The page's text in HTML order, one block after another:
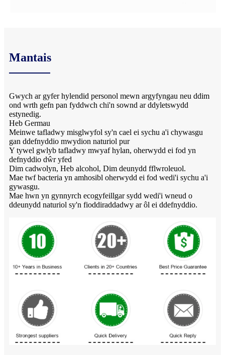
Mantais
Gwych ar gyfer hylendid personol mewn argyfyngau neu ddim
ond wrth gefn pan fyddwch chi'n sownd ar ddyletswydd
estynedig.
Heb Germau
Meinwe tafladwy misglwyfol sy'n cael ei sychu a'i chywasgu
gan ddefnyddio mwydion naturiol pur
Y tywel gwlyb tafladwy mwyaf hylan, oherwydd ei fod yn
defnyddio dŵr yfed
Dim cadwolyn, Heb alcohol, Dim deunydd fflwroleuol.
Mae twf bacteria yn amhosibl oherwydd ei fod wedi'i sychu a'i
gywasgu.
Mae hwn yn gynnyrch ecogyfeillgar sydd wedi'i wneud o
ddeunydd naturiol sy'n fioddiraddadwy ar ôl ei ddefnyddio.